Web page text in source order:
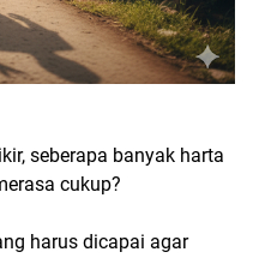
seberapa banyak harta
cukup?
harus dicapai agar